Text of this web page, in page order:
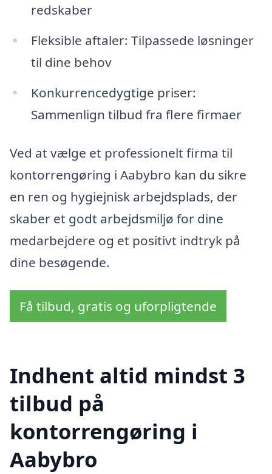
redskaber
Fleksible aftaler: Tilpassede løsninger
til dine behov
Konkurrencedygtige priser:
Sammenlign tilbud fra flere firmaer
Ved at vælge et professionelt firma til
kontorrengøring i Aabybro kan du sikre
en ren og hygiejnisk arbejdsplads, der
skaber et godt arbejdsmiljø for dine
medarbejdere og et positivt indtryk på
dine besøgende.
Få tilbud, gratis og uforpligtende
Indhent altid mindst 3
tilbud på
kontorrengøring i
Aabybro